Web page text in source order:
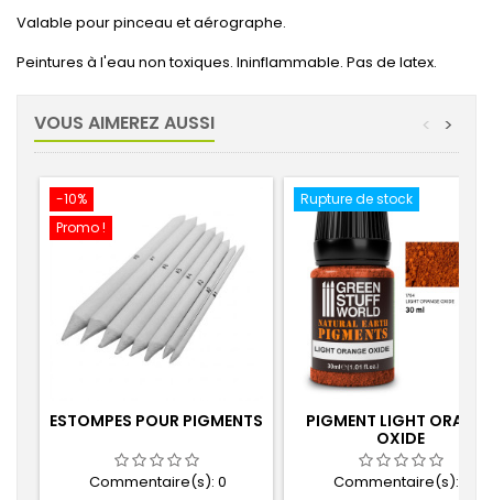
Valable pour pinceau et aérographe.
Peintures à l'eau non toxiques. Ininflammable. Pas de latex.
VOUS AIMEREZ AUSSI >
<
-10%
Promo !
ESTOMPES POUR PIGMENTS
Commentaire(s): 0
Rupture de stock
PIGMENT LIGHT
OXIDE
Commentaire(s):